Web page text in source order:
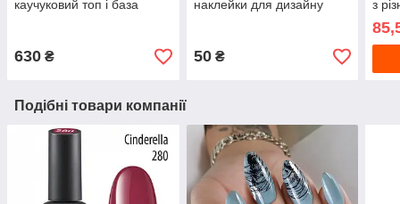
каучуковий топ і база
630 ₴
наклейки для дизайну
50₴
з
Подібні товари компанії